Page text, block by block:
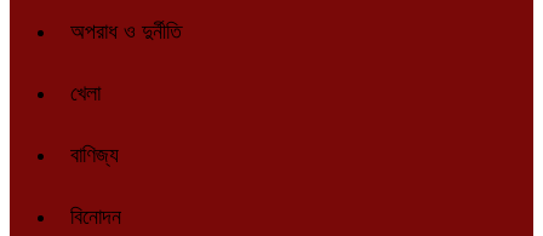
অপরাধ ও দুর্নীতি
খেলা
বাণিজ্য
বিনোদন